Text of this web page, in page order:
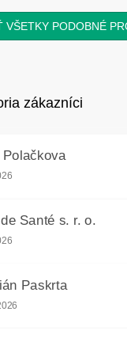
VŠETKY PODOBNÉ
Polačkova
obchodu je 5 z 5
Santé s. r. o.
obchodu je 5 z 5
Paskrta
obchodu je 5 z 5